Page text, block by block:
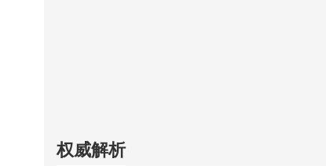
权威解析